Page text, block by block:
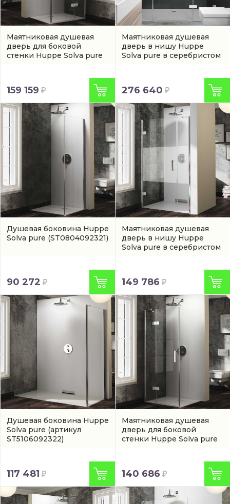
Маятниковая душевая
дверь для боковой
стенки Huppe Solva pure
159 159
Маятниковая душевая
дверь в нишу Huppe
Solva pure в серебристом
276 640
Душевая боковина Huppe
Solva pure (ST0804092321)
90 272
Маятниковая душевая
дверь в нишу Huppe
Solva pure в серебристом
149 786
Душевая боковина Huppe
Solva pure (артикул
ST5106092322)
117 481
Маятниковая душевая
дверь для боковой
стенки Huppe Solva pure
140 686